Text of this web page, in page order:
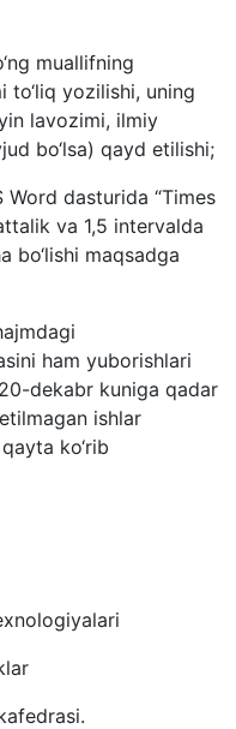
muallifning
to‘liq yozilishi, uning
lavozimi, ilmiy
bo‘lsa) qayd etilishi;
dasturida “Times
va 1,5 intervalda
bo‘lishi maqsadga
ham yuborishlari
dekabr kuniga qadar
ishlar
ko‘rib